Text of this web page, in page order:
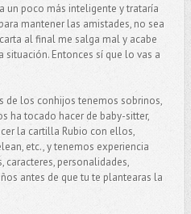
un poco más inteligente y trataría
mantener las amistades, no sea
al final me salga mal y acabe
Entonces sí que lo vas a
de los conhijos tenemos sobrinos,
ha tocado hacer de baby-sitter,
la cartilla Rubio con ellos,
etc., y tenemos experiencia
caracteres, personalidades,
antes de que tu te plantearas la